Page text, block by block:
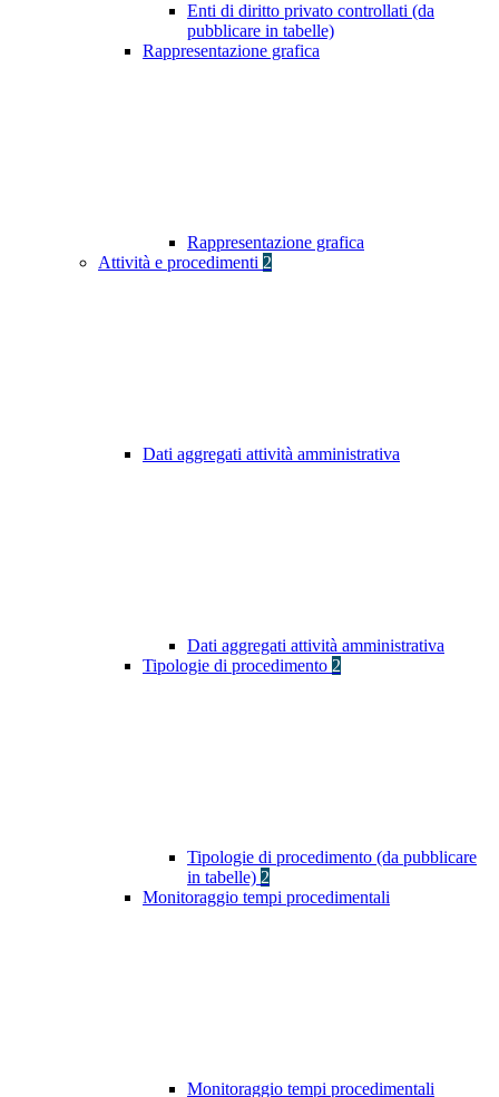
Enti di diritto privato controllati (da
pubblicare in tabelle)
Rappresentazione grafica
Rappresentazione grafica
Attività e procedimenti 2
Dati aggregati attività amministrativa
Dati aggregati attività amministrativa
Tipologie di procedimento 2
Tipologie di procedimento (da pubblicare
in tabelle) 2
Monitoraggio tempi procedimentali
Monitoraggio tempi procedimentali